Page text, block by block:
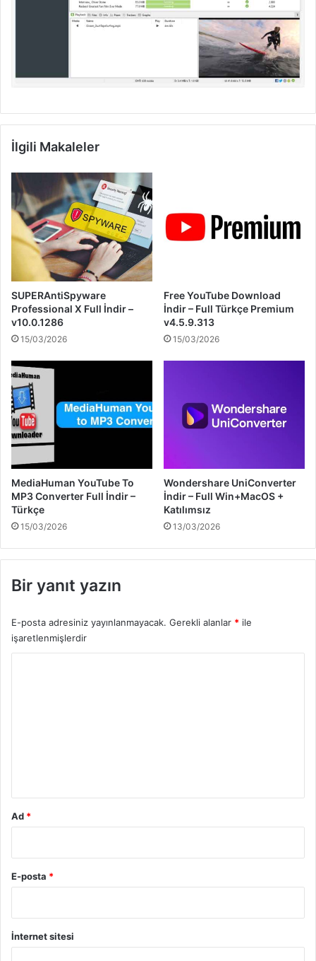
İlgili Makaleler
SUPERAntiSpyware
Professional X Full İndir –
v10.0.1286
15/03/2026
Free YouTube Download
İndir – Full Türkçe Premium
v4.5.9.313
15/03/2026
MediaHuman YouTube To
MP3 Converter Full İndir –
Türkçe
15/03/2026
Wondershare UniConverter
İndir – Full Win+MacOS +
Katılımsız
13/03/2026
Bir yanıt yazın
E-posta adresiniz yayınlanmayacak. Gerekli alanlar * ile
işaretlenmişlerdir
Ad *
E-posta *
İnternet sitesi